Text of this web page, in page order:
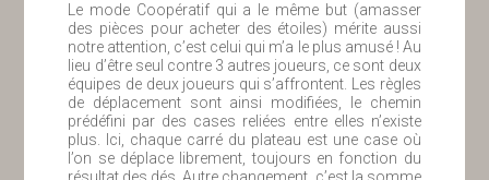
Le mode Coopératif qui a le même but (amasser
des pièces pour acheter des étoiles) mérite aussi
notre attention, c’est celui qui m’a le plus amusé ! Au
lieu d’être seul contre 3 autres joueurs, ce sont deux
équipes de deux joueurs qui s’affrontent. Les règles
de déplacement sont ainsi modifiées, le chemin
prédéfini par des cases reliées entre elles n’existe
plus. Ici, chaque carré du plateau est une case où
l’on se déplace librement, toujours en fonction du